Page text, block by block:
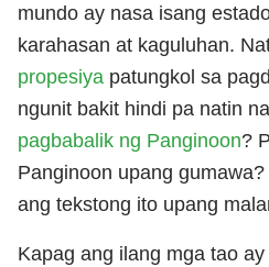
mundo ay nasa isang
karahasan at kaguluhan.
propesiya patungkol sa
ngunit bakit hindi pa natin
pagbabalik ng Panginoon?
Panginoon upang
ang tekstong ito upang
Kapag ang ilang mga tao